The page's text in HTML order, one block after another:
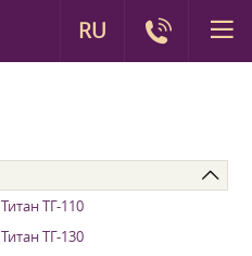
Титан ТГ-110
Титан ТГ-130
RU